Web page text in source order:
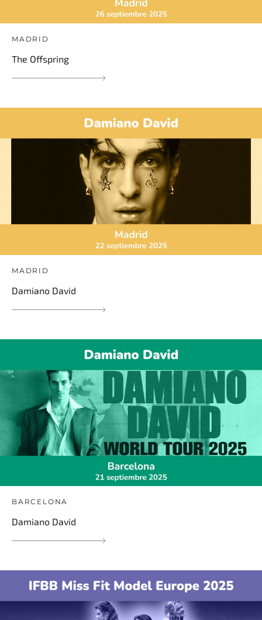
MADRID
The Offspring
MADRID
Damiano David
BARCELONA
Damiano David